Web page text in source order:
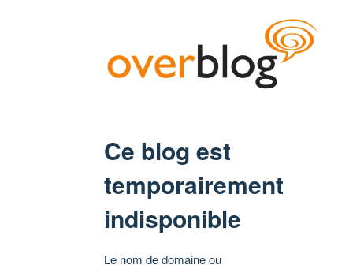
Ce blog est
temporairement
indisponible
Le nom de domaine ou